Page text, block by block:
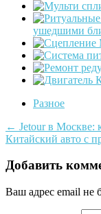
ушедшими
Разное
Post
navigation
← Jetour в Москве:
Китайский авто с
Добавить
Ваш адрес email не